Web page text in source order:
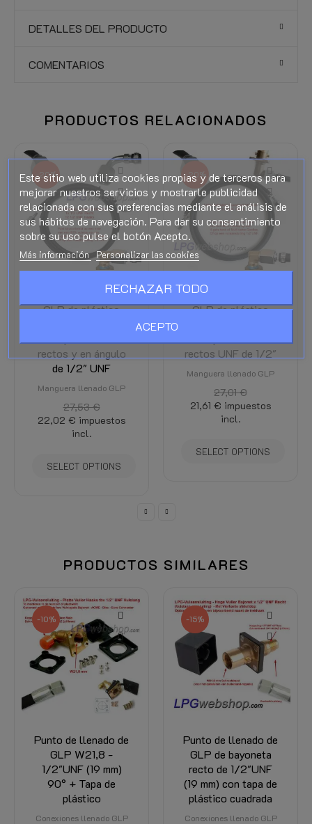
DETALLES DEL PRODUCTO
COMENTARIOS
PRODUCTOS RELACIONADOS
-20%
Tubo de llenado de
GLP de plástico
rectos y en ángulo
de 1/2" UNF
Manguera llenado GLP
27,53 €
22,02 € impuestos
incl.
SELECT OPTIONS
-20%
Tubo de llenado de
GLP de plástico
rectos UNF de 1/2"
Manguera llenado GLP
27,01 €
21,61 € impuestos
incl.
SELECT OPTIONS
PRODUCTOS SIMILARES
-10%
Punto de llenado de
GLP W21,8 -
1/2"UNF (19 mm)
90° + Tapa de
plástico
Conexiones llenado GLP
-15%
Punto de llenado de
GLP de bayoneta
recto de 1/2"UNF
(19 mm) con tapa de
plástico cuadrada
Conexiones llenado GLP
Este sitio web utiliza cookies propias y de terceros para
mejorar nuestros servicios y mostrarle publicidad
relacionada con sus preferencias mediante el análisis de
sus hábitos de navegación. Para dar su consentimiento
sobre su uso pulse el botón Acepto.
Más información Personalizar las cookies
RECHAZAR TODO
ACEPTO